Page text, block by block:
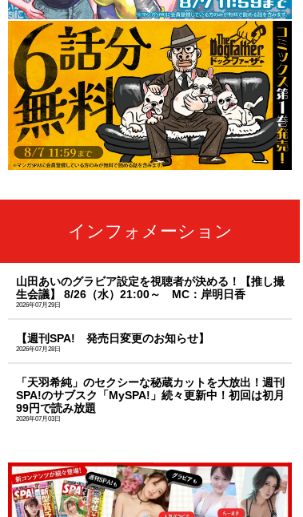
インフォメーション
山田あいのグラビア設定を視聴者が決める！【推し撮
生会議】 8/26（水）21:00～ MC：岸明日香
2026年07月29日
【週刊SPA! 発売日変更のお知らせ】
2026年07月28日
「天羽希純」のセクシーな秘蔵カットを大放出！週刊
SPA!のサブスク「MySPA!」続々更新中！初回は初月
99円で読み放題
2026年07月03日